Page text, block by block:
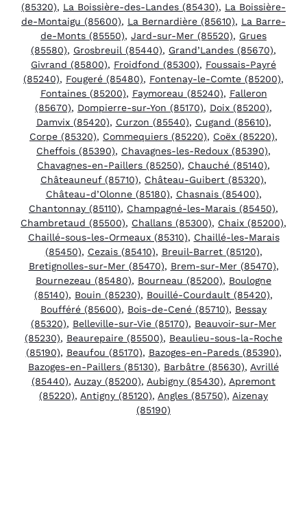
(85320), La Boissière-des-Landes (85430), La Boissière-
de-Montaigu (85600), La Bernardière (85610), La Barre-
de-Monts (85550), Jard-sur-Mer (85520), Grues
(85580), Grosbreuil (85440), Grand’Landes (85670),
Givrand (85800), Froidfond (85300), Foussais-Payré
(85240), Fougeré (85480), Fontenay-le-Comte (85200),
Fontaines (85200), Faymoreau (85240), Falleron
(85670), Dompierre-sur-Yon (85170), Doix (85200),
Damvix (85420), Curzon (85540), Cugand (85610),
Corpe (85320), Commequiers (85220), Coëx (85220),
Cheffois (85390), Chavagnes-les-Redoux (85390),
Chavagnes-en-Paillers (85250), Chauché (85140),
Châteauneuf (85710), Château-Guibert (85320),
Château-d’Olonne (85180), Chasnais (85400),
Chantonnay (85110), Champagné-les-Marais (85450),
Chambretaud (85500), Challans (85300), Chaix (85200),
Chaillé-sous-les-Ormeaux (85310), Chaillé-les-Marais
(85450), Cezais (85410), Breuil-Barret (85120),
Bretignolles-sur-Mer (85470), Brem-sur-Mer (85470),
Bournezeau (85480), Bourneau (85200), Boulogne
(85140), Bouin (85230), Bouillé-Courdault (85420),
Boufféré (85600), Bois-de-Cené (85710), Bessay
(85320), Belleville-sur-Vie (85170), Beauvoir-sur-Mer
(85230), Beaurepaire (85500), Beaulieu-sous-la-Roche
(85190), Beaufou (85170), Bazoges-en-Pareds (85390),
Bazoges-en-Paillers (85130), Barbâtre (85630), Avrillé
(85440), Auzay (85200), Aubigny (85430), Apremont
(85220), Antigny (85120), Angles (85750), Aizenay
(85190)